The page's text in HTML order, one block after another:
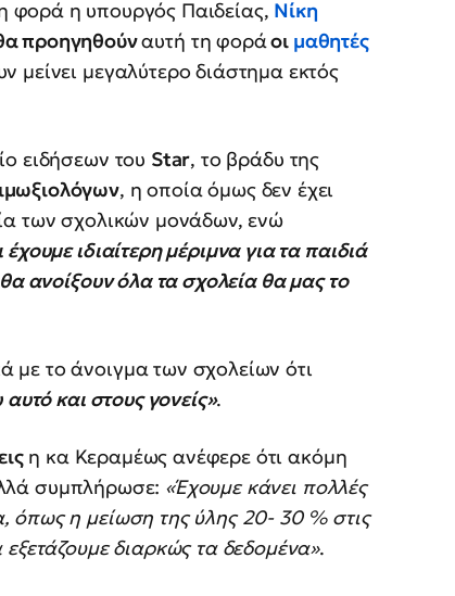
φορά η υπουργός Παιδείας, Νίκη
προηγηθούναυτή τη φοράοι μαθητές
μείνει μεγαλύτερο διάστημα εκτός
ειδήσεων του Star, το βράδυ της
, η οποία όμως δεν έχει
των σχολικών μονάδων, ενώ
ιδιαίτερη μέριμνα για τα παιδιά
ανοίξουν όλα τα σχολεία θα μας το
το άνοιγμα των σχολείων ότι
και στους γονείς».
η κα Κεραμέως ανέφερε ότι ακόμη
συμπλήρωσε: «Έχουμε κάνει πολλές
όπως η μείωση της ύλης 20- 30 % στις
διαρκώς τα δεδομένα».